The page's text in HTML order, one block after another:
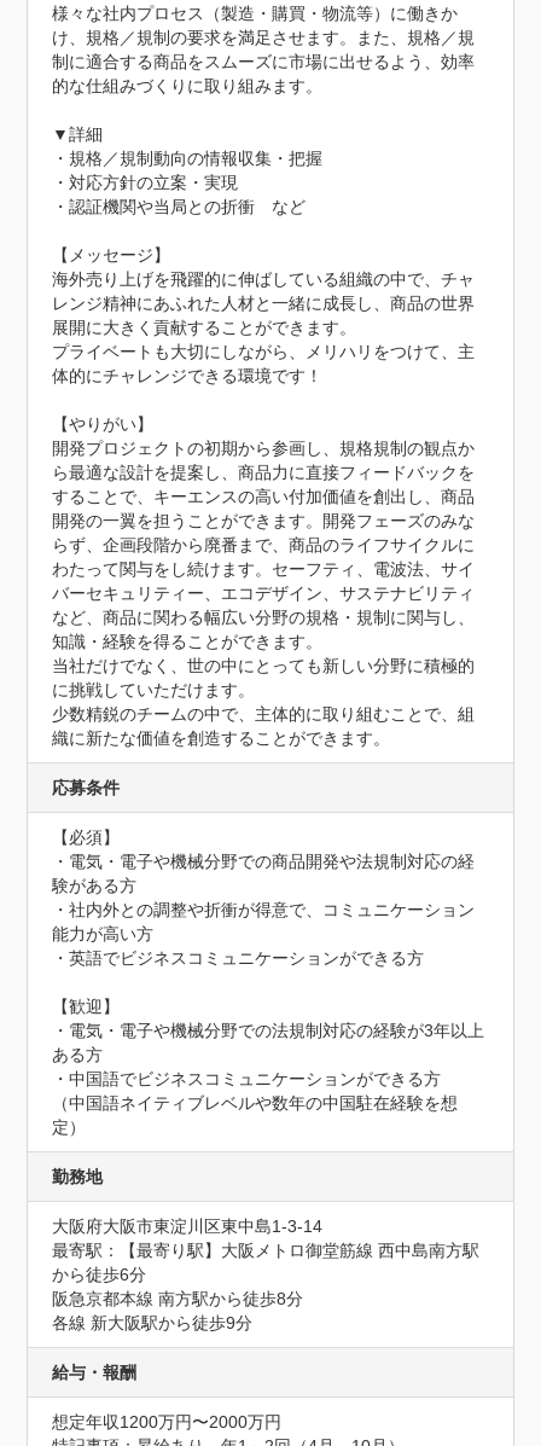
様々な社内プロセス（製造・購買・物流等）に働きか
け、規格／規制の要求を満足させます。また、規格／規
制に適合する商品をスムーズに市場に出せるよう、効率
的な仕組みづくりに取り組みます。
▼詳細
・規格／規制動向の情報収集・把握
・対応方針の立案・実現
・認証機関や当局との折衝　など
【メッセージ】
海外売り上げを飛躍的に伸ばしている組織の中で、チャ
レンジ精神にあふれた人材と一緒に成長し、商品の世界
展開に大きく貢献することができます。
プライベートも大切にしながら、メリハリをつけて、主
体的にチャレンジできる環境です！
【やりがい】
開発プロジェクトの初期から参画し、規格規制の観点か
ら最適な設計を提案し、商品力に直接フィードバックを
することで、キーエンスの高い付加価値を創出し、商品
開発の一翼を担うことができます。開発フェーズのみな
らず、企画段階から廃番まで、商品のライフサイクルに
わたって関与をし続けます。セーフティ、電波法、サイ
バーセキュリティー、エコデザイン、サステナビリティ
など、商品に関わる幅広い分野の規格・規制に関与し、
知識・経験を得ることができます。
当社だけでなく、世の中にとっても新しい分野に積極的
に挑戦していただけます。
少数精鋭のチームの中で、主体的に取り組むことで、組
織に新たな価値を創造することができます。
応募条件
【必須】
・電気・電子や機械分野での商品開発や法規制対応の経
験がある方
・社内外との調整や折衝が得意で、コミュニケーション
能力が高い方
・英語でビジネスコミュニケーションができる方
【歓迎】
・電気・電子や機械分野での法規制対応の経験が3年以上
ある方
・中国語でビジネスコミュニケーションができる方
（中国語ネイティブレベルや数年の中国駐在経験を想
定）
勤務地
大阪府大阪市東淀川区東中島1-3-14
最寄駅：【最寄り駅】大阪メトロ御堂筋線 西中島南方駅
から徒歩6分
阪急京都本線 南方駅から徒歩8分
各線 新大阪駅から徒歩9分
給与・報酬
想定年収1200万円〜2000万円